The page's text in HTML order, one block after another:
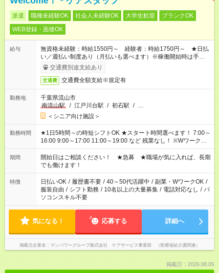
派遣 職種未経験OK 社会人未経験OK 大学生歓迎
ブランクOK
WEB登録・面接OK
給与
無資格未経験：時給1550円～ 経験者：時給1750円～ ★日払
い／週払い制度あり（月払いも選べます）※稼働開始時は手続き
完了次第のお支払いとなります。
交通費別途支給あり
交通費 交通費全額支給※規定有
勤務地
千葉県流山市
南流山駅
/ 江戸川台駅 / 初石駅 / …
＜シニア向け施設＞
勤務時間
★1日5時間～の時短シフトOK ★スタート時間選べます！ 7:00～
16:00 9:00～17:00 11:00～19:00 など 残業なし！ ※Wワークの
場合、他のお仕事と合わせ週40時間超の就業はご案内できませ
ん ※法令に基づき、週20時間以上勤務は社会保険への加入対象
となります ※労働者派遣法（日雇い派遣の原則禁止）により、
短時間・短期間の就業はご案内が難しい場合があります
期間
開始日はご相談ください！ ★急募 ★職場が気に入れば、長期
でも働けます！
特徴 日払いOK / 履歴書不要 / 40～50代活躍中 / 副業・WワークOK /
服装自由 / シフト勤務 / 10名以上の大量募集 / 電話対応なし / パ
ソコンスキル不要
気になる！ 応募する 詳細へ
掲載元企業名 マンパワーグループ株式会社 ケアサービス事業部 （医療福祉介護関連）
掲載日：2026.08.05